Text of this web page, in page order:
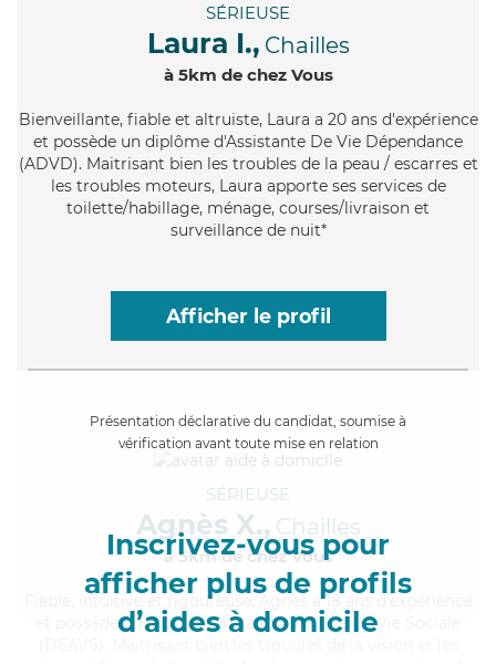
SÉRIEUSE
Laura I., Chailles
à 5km de chez Vous
Bienveillante, fiable et altruiste, Laura a 20 ans d'expérience
et possède un diplôme d'Assistante De Vie Dépendance
(ADVD). Maitrisant bien les troubles de la peau / escarres et
les troubles moteurs, Laura apporte ses services de
toilette/habillage, ménage, courses/livraison et
surveillance de nuit*
Afficher le profil
Présentation déclarative du candidat, soumise à
vérification avant toute mise en relation
Inscrivez-vous pour
afficher plus de profils
d’aides à domicile
SÉRIEUSE
Agnès X., Chailles
à 5km de chez Vous
, intuitive et rigoureuse, Agnès a 18 ans d'expérience
et possède un diplôme d'État d'Auxiliaire de Vie Sociale